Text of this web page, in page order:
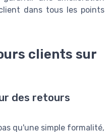
dans tous les points
clients sur
des retours
qu'une simple formalité,